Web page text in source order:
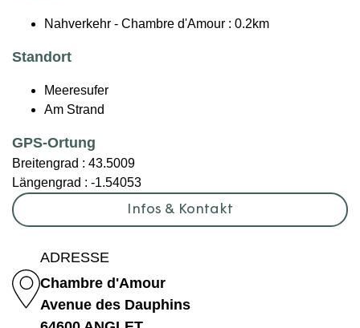
Nahverkehr - Chambre d'Amour : 0.2km
Standort
Meeresufer
Am Strand
GPS-Ortung
Breitengrad : 43.5009
Längengrad : -1.54053
Infos & Kontakt
ADRESSE
Chambre d'Amour
Avenue des Dauphins